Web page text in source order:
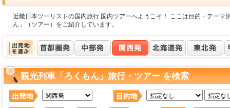
近畿日本ツーリストの国内旅行 国内ツアーへようこそ！ ここは目的・テーマ
ん」（ツアー）をご紹介しています。
観光列車「ろくもん」旅行・ツアー を検索